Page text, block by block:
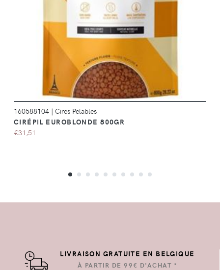
DÉTAILS
160588104 | Cires Pelables
CIRÉPIL EUROBLONDE 800GR
€31,51
LIVRAISON GRATUITE EN BELGIQUE
À PARTIR DE 99€ D'ACHAT *